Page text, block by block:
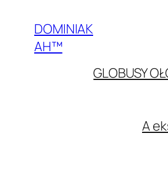
DOMINIAK
AH™
GLOBUSY
A